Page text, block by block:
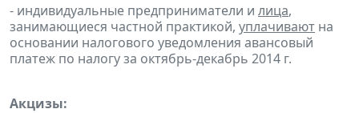
- индивидуальные предприниматели и лица,
занимающиеся частной практикой, уплачивают на
основании налогового уведомления авансовый
платеж по налогу за октябрь-декабрь 2014 г.
Акцизы: